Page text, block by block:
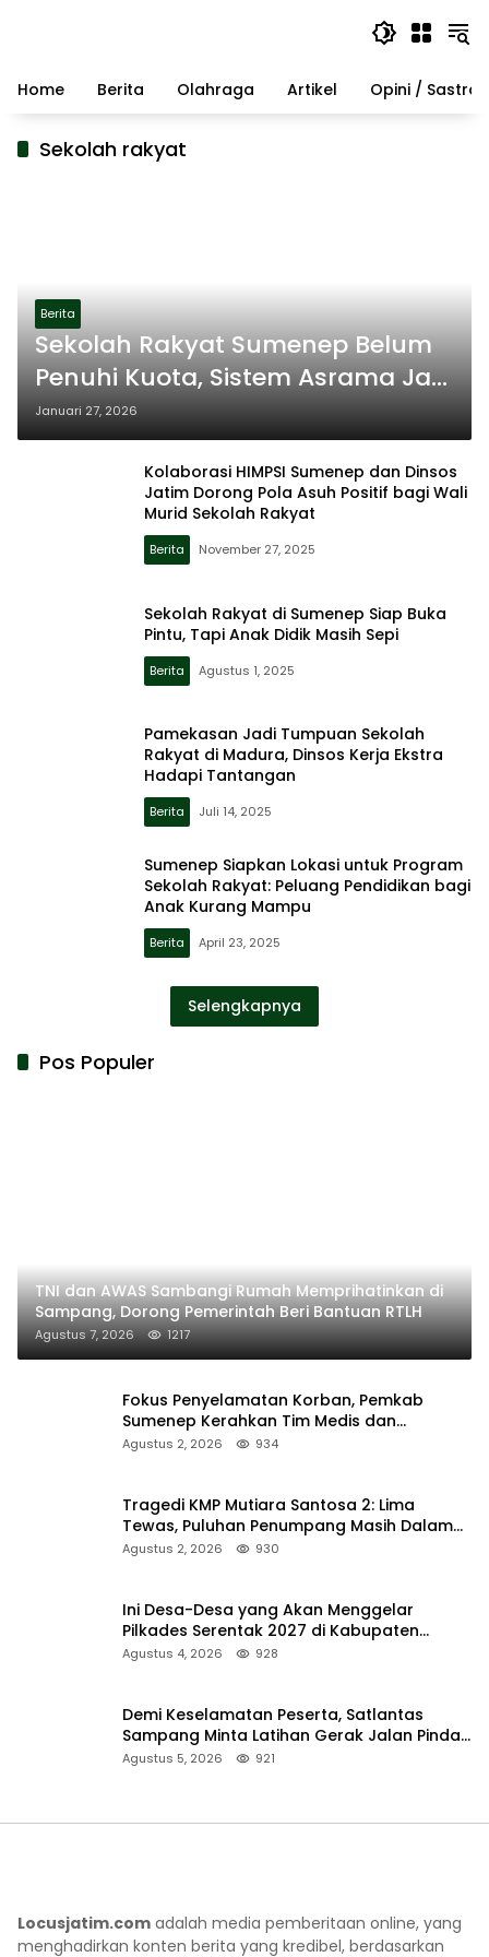
Home
Berita Olahraga Artikel Opini / Sastra
Sekolah rakyat
Berita
Sekolah Rakyat Sumenep Belum
Penuhi Kuota, Sistem Asrama Jadi
Tantangan Rekrutmen
Januari 27, 2026
Kolaborasi HIMPSI Sumenep dan Dinsos
Jatim Dorong Pola Asuh Positif bagi Wali
Murid Sekolah Rakyat
Berita November 27, 2025
Sekolah Rakyat di Sumenep Siap Buka
Pintu, Tapi Anak Didik Masih Sepi
Berita Agustus 1, 2025
Pamekasan Jadi Tumpuan Sekolah
Rakyat di Madura, Dinsos Kerja Ekstra
Hadapi Tantangan
Berita Juli 14, 2025
Sumenep Siapkan Lokasi untuk Program
Sekolah Rakyat: Peluang Pendidikan bagi
Anak Kurang Mampu
Berita April 23, 2025
Selengkapnya
Pos Populer
TNI dan AWAS Sambangi Rumah Memprihatinkan di
Sampang, Dorong Pemerintah Beri Bantuan RTLH
Agustus 7, 2026 1217
Fokus Penyelamatan Korban, Pemkab
Sumenep Kerahkan Tim Medis dan
Ambulans ke Pelabuhan Kalianget
Agustus 2, 2026 934
Tragedi KMP Mutiara Santosa 2: Lima
Tewas, Puluhan Penumpang Masih Dalam
Pencarian
Agustus 2, 2026 930
Ini Desa-Desa yang Akan Menggelar
Pilkades Serentak 2027 di Kabupaten
Sumenep
Agustus 4, 2026 928
Demi Keselamatan Peserta, Satlantas
Sampang Minta Latihan Gerak Jalan Pindah
ke Lokasi Aman
Agustus 5, 2026 921
Locusjatim.com adalah media pemberitaan online, yang
menghadirkan konten berita yang kredibel, berdasarkan